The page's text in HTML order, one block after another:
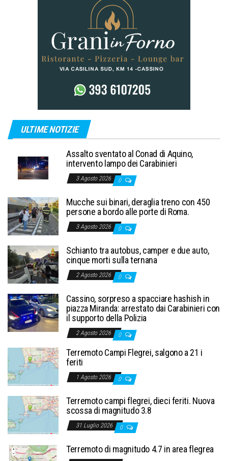
ULTIME NOTIZIE
Assalto sventato al Conad di Aquino,
intervento lampo dei Carabinieri
3 Agosto 2026 0
Mucche sui binari, deraglia treno con 450
persone a bordo alle porte di Roma.
3 Agosto 2026 0
Schianto tra autobus, camper e due auto,
cinque morti sulla ternana
2 Agosto 2026 0
Cassino, sorpreso a spacciare hashish in
piazza Miranda: arrestato dai Carabinieri con
il supporto della Polizia
2 Agosto 2026 0
Terremoto Campi Flegrei, salgono a 21 i
feriti
1 Agosto 2026 0
Terremoto campi flegrei, dieci feriti. Nuova
scossa di magnitudo 3.8
31 Luglio 2026 0
Terremoto di magnitudo 4.7 in area flegrea